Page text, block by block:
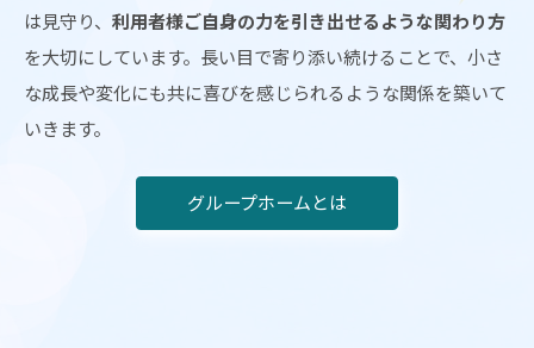
は見守り、 利用者様ご自身の力を引き出せるような関わり方
を大切にしています。長い目で寄り添い続けることで、小さ
な成長や変化にも共に喜びを感じられるような関係を築いて
いきます。
グループホームとは